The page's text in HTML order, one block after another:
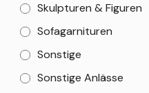
Skulpturen & Figuren
Sofagarnituren
Sonstige
Sonstige Anlässe